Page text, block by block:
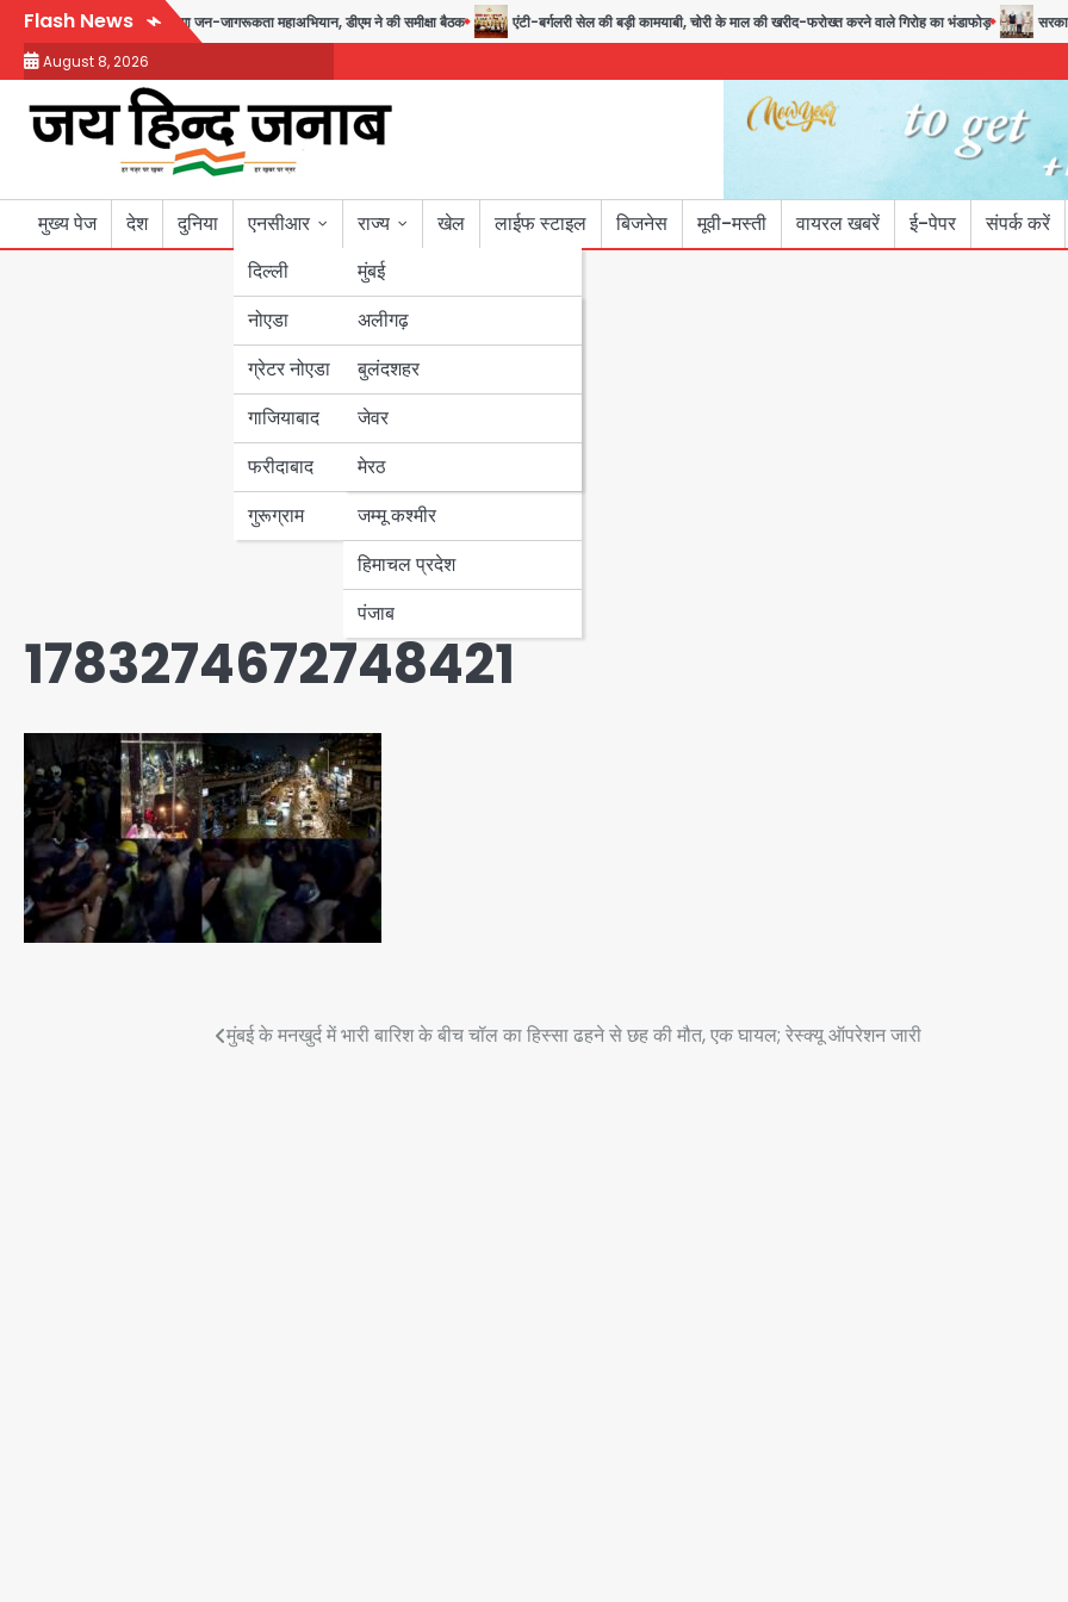
Skip
content
Flash News
17 अगस्त तक चलेगा जन-जागरूकता महाअभियान, डीएम ने की समीक्षा बैठक एंटी-बर्गलरी सेल की बड़ी कामयाबी, चोरी के माल की खरीद-फरोख्त करने वाले गिरोह का भंडाफोड़ सरकारी
August 8, 2026
मुख्य पेज देश दुनिया
एनसीआर
दिल्ली
नोएडा
ग्रेटर नोएडा
गाजियाबाद
फरीदाबाद
गुरूग्राम
राज्य
मुंबई
उत्तर प्रदेश
अलीगढ़
बुलंदशहर
जेवर
मेरठ
बिहार
पंजाब
हरियाणा
जम्मू कश्मीर
हिमाचल प्रदेश
पंजाब
खेल लाईफ स्टाइल बिजनेस मूवी-मस्ती वायरल खबरें ई-पेपर संपर्क करें
1783274672748421
मुंबई के मनखुर्द में भारी बारिश के बीच चॉल का हिस्सा ढहने से छह की मौत, एक घायल; रेस्क्यू ऑपरेशन जारी